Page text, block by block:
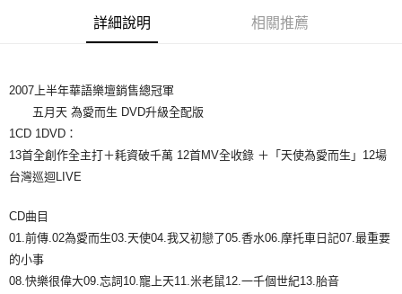
付款後全家取貨
每筆NT$65，滿NT$1,000(含以上)免運費
7-11取貨付款
每筆NT$65，滿NT$1,000(含以上)免運費
宅配
詳細說明 相關推薦
2007上半年華語樂壇銷售總冠軍
五月天 為愛而生 DVD升級全配版
1CD 1DVD：
13首全創作全主打＋耗資破千萬 12首MV全收錄 ＋「天使為愛而生」12場
台灣巡迴LIVE
CD曲目
01.前傳.02為愛而生03.天使04.我又初戀了05.香水06.摩托車日記07.最重要
的小事
08.快樂很偉大09.忘詞10.寵上天11.米老鼠12.一千個世紀13.胎音